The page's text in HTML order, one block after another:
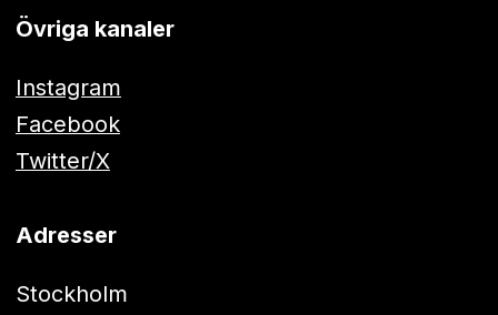
Övriga kanaler
Instagram
Facebook
Twitter/X
Adresser
Stockholm